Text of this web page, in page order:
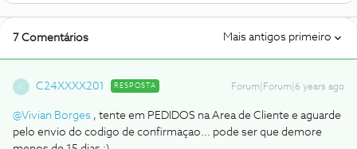
7 Comentários Mais antigos primeiro
C C24XXXX201 RESPOSTA Forum|Forum|6 years ago
@Vivian Borges , tente em PEDIDOS na Area de Cliente e aguarde
pelo envio do codigo de confirmaçao... pode ser que demore